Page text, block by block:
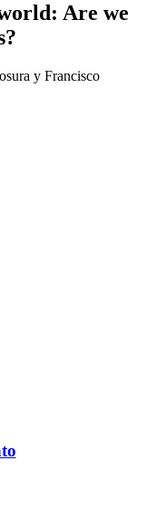
Are we
y Francisco